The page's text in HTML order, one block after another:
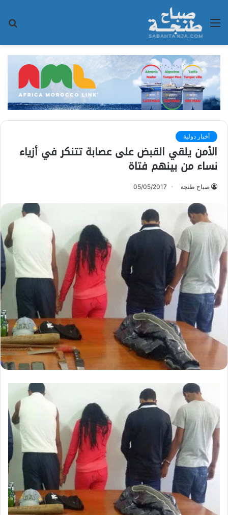
القائمة
أخبار دولية
الأمن يلقي القبض على عصابة تتنكر في أزياء
نساء من بينهم فتاة
صباح طنجة 05/05/2017